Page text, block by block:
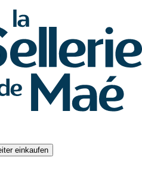
einkaufen